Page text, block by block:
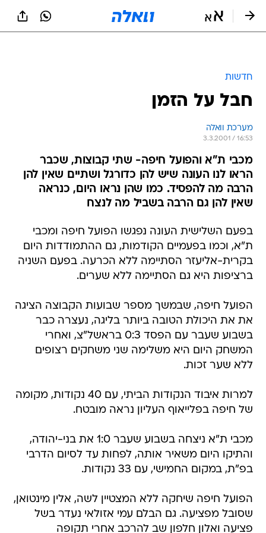
חדשות
חבל על הזמן
מערכת וואלה
3.3.2001 / 16:53
מכבי ת"א והפועל חיפה- שתי קבוצות, שכבר
הראו לנו העונה שיש להן כדורגל ושתיים שאין להן
הרבה מה להפסיד. כמו שהן נראו היום, כנראה
שאין להן גם הרבה בשביל מה לנצח
בפעם השלישית העונה נפגשו הפועל חיפה ומכבי
ת"א, וכמו בפעמיים הקודמות, גם ההתמודדות היום
בקרית-אליעזר הסתיימה ללא הכרעה. בפעם השניה
ברציפות היא גם הסתיימה ללא שערים.
הפועל חיפה, שבמשך מספר שבועות הקבוצה הציגה
את את היכולת הטובה ביותר בליגה, נעצרה כבר
בשבוע שעבר עם הפסד 0:3 בראשל"צ, ואחרי
המשחק היום היא משלימה שני משחקים רצופים
ללא שער זכות.
למרות איבוד הנקודות הביתי, עם 40 נקודות, מקומה
של חיפה בפלייאוף העליון נראה מובטח.
מכבי ת"א ניצחה בשבוע שעבר 1:0 את בני-יהודה,
והתיקו היום משאיר אותה, לפחות עד לסיום הדרבי
בפ"ת, במקום החמישי, עם 33 נקודות.
הפועל חיפה שיחקה ללא המצטיין לשה, אלין מינטואן,
שסובל מפציעה. גם הבלם עמי אזולאי נעדר בשל
פציעה ואלון חלפון שב להרכב אחרי תקופה